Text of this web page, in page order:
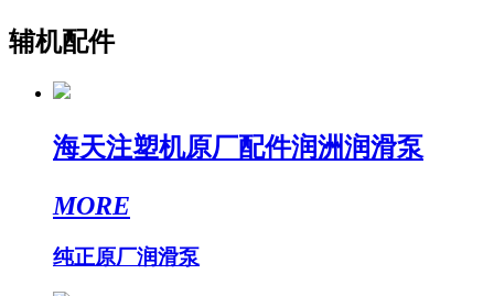
辅机配件
海天注塑机原厂配件润洲润滑泵
MORE
纯正原厂润滑泵